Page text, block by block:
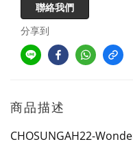
聯絡我們
分享到
商品描述
CHOSUNGAH22-